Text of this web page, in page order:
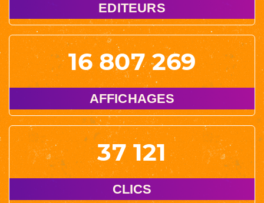
EDITEURS
16 807 269
AFFICHAGES
37 121
CLICS